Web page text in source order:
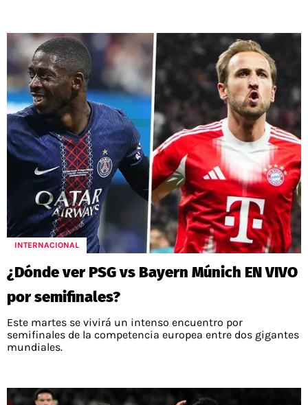
INTERNACIONAL
¿Dónde ver PSG vs Bayern Múnich EN VIVO
por semifinales?
Este martes se vivirá un intenso encuentro por
semifinales de la competencia europea entre dos gigantes
mundiales.